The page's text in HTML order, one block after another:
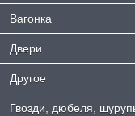
Bагонка
Двери
Другое
Гвозди, дюбеля,